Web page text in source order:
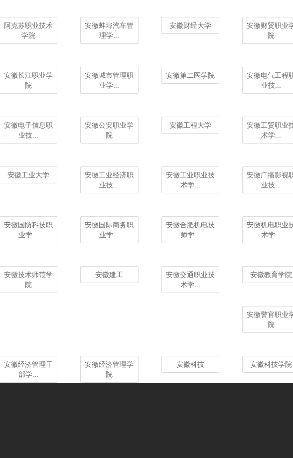
阿克苏职业技术
学院
安徽蚌埠汽车管
理学...
安徽财经大学
安徽财贸职业
院
安徽长江职业学
院
安徽城市管理职
业学...
安徽第二医学院
安徽电气工程
业技...
安徽电子信息职
业技...
安徽公安职业学
院
安徽工程大学
安徽工贸职业
术学...
安徽工业大学
安徽工业经济职
业技...
安徽工业职业技
术学...
安徽广播影视
业技...
安徽国防科技职
业学...
安徽国际商务职
业学...
安徽合肥机电技
师学...
安徽机电职业
术学...
安徽技术师范学
院
安徽建工
安徽交通职业技
术学...
安徽教育学院
安徽警官职业
院
安徽经济管理干
部学...
安徽经济管理学
院
安徽科技 安徽科技学院